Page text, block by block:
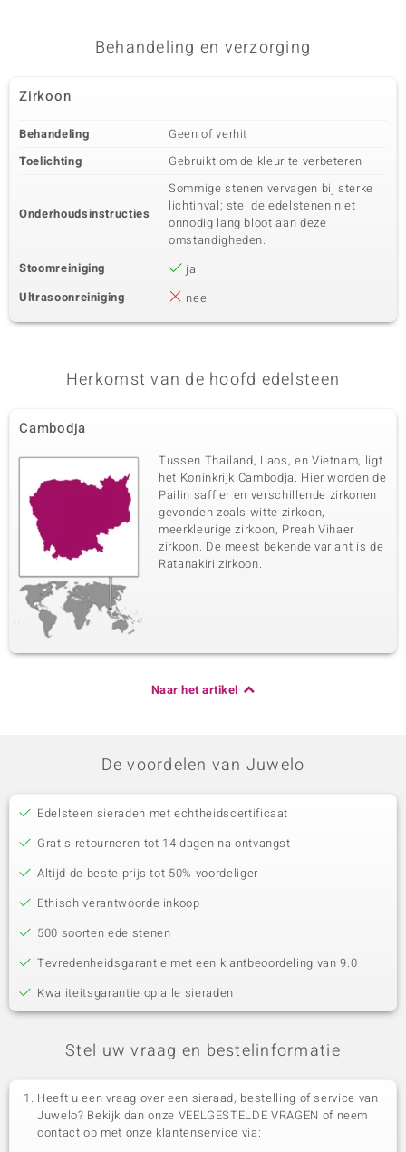
Behandeling en verzorging
Zirkoon
Behandeling
Geen of verhit
Toelichting
Gebruikt om de kleur te verbeteren
Onderhoudsinstructies
Sommige stenen vervagen bij sterke
lichtinval; stel de edelstenen niet
onnodig lang bloot aan deze
omstandigheden.
Stoomreiniging
ja
Ultrasoonreiniging
nee
Herkomst van de hoofd edelsteen
Cambodja
Tussen Thailand, Laos, en Vietnam, ligt
het Koninkrijk Cambodja. Hier worden de
Pailin saffier en verschillende zirkonen
gevonden zoals witte zirkoon,
meerkleurige zirkoon, Preah Vihaer
zirkoon. De meest bekende variant is de
Ratanakiri zirkoon.
Naar het artikel
De voordelen van Juwelo
Edelsteen sieraden met echtheidscertificaat
Gratis retourneren tot 14 dagen na ontvangst
Altijd de beste prijs tot 50% voordeliger
Ethisch verantwoorde inkoop
500 soorten edelstenen
Tevredenheidsgarantie met een klantbeoordeling van 9.0
Kwaliteitsgarantie op alle sieraden
Stel uw vraag en bestelinformatie
Heeft u een vraag over een sieraad, bestelling of service van
Juwelo? Bekijk dan onze VEELGESTELDE VRAGEN of neem
contact op met onze klantenservice via: